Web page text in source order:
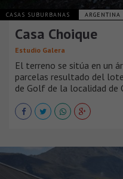
CASAS SUBURBANAS ARGENTINA
Casa Choique
Estudio Galera
El terreno se sitúa en un
parcelas resultado del
de Golf de la localidad de